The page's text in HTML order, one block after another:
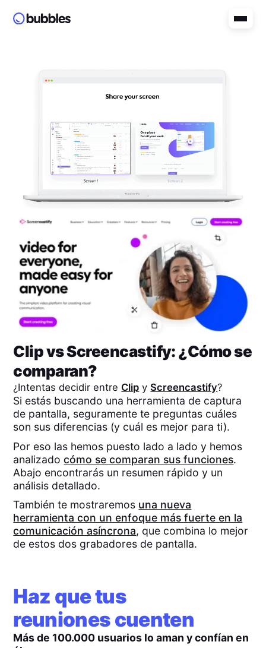
ClipvsScreencastify: ¿Cómo se
comparan?
¿Intentas decidir entre Clip yScreencastify?
Si estás buscando una herramienta de captura
de pantalla, seguramente te preguntas cuáles
son sus diferencias (y cuál es mejor para ti).
Por eso las hemos puesto lado a lado y hemos
analizadocómo se comparan sus funciones.
Abajo encontrarás un resumen rápido y un
análisis detallado.
También te mostraremos una nueva
herramienta con un enfoque más fuerte en la
comunicación asíncrona, que combina lo mejor
de estos dos grabadores de pantalla.
Haz que tus
reuniones cuenten
Más de 100.000 usuarios lo aman y confían en